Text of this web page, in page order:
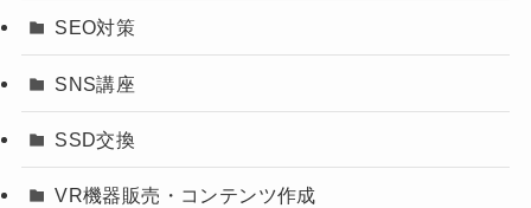
SEO対策
SNS講座
SSD交換
VR機器販売・コンテンツ作成